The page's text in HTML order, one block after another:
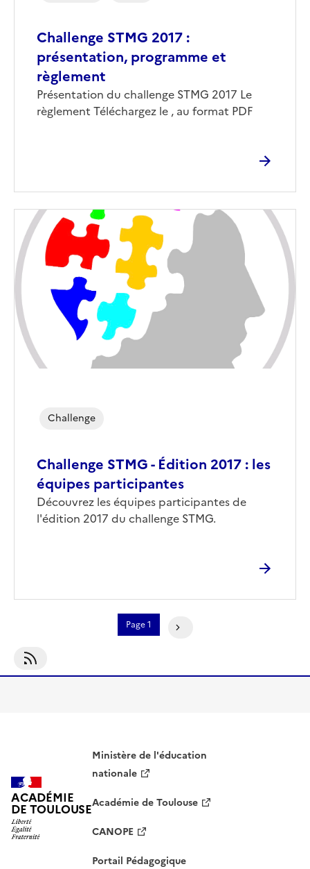
Challenge STMG 2017 :
présentation, programme et
règlement
Présentation du challenge STMG 2017 Le
règlement Téléchargez le , au format PDF
Challenge STMG - Édition 2017 : les
équipes participantes
Découvrez les équipes participantes de
l'édition 2017 du challenge STMG.
Challenge
Pagination
Page 1
S'abonner À Challenge
ACADÉMIE
DE TOULOUSE
Ministère de l'éducation
nationale
Académie de Toulouse
CANOPE
Portail Pédagogique